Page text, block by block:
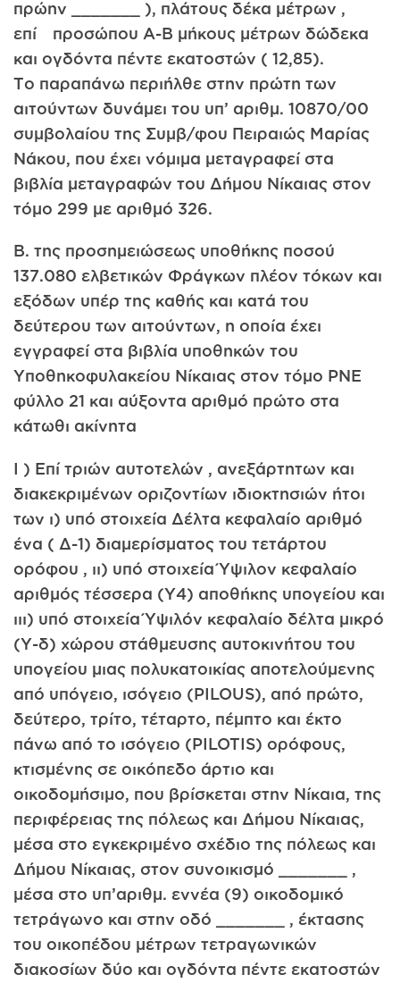
πρώην _______ ), πλάτους δέκα μέτρων ,
επί προσώπου Α-Β μήκους μέτρων δώδεκα
και ογδόντα πέντε εκατοστών ( 12,85).
Το παραπάνω περιήλθε στην πρώτη των
αιτούντων δυνάμει του υπ’ αριθμ. 10870/00
συμβολαίου της Συμβ/φου Πειραιώς Μαρίας
Νάκου, που έχει νόμιμα μεταγραφεί στα
βιβλία μεταγραφών του Δήμου Νίκαιας στον
τόμο 299 με αριθμό 326.
Β. της προσημειώσεως υποθήκης ποσού
137.080 ελβετικών Φράγκων πλέον τόκων και
εξόδων υπέρ της καθής και κατά του
δεύτερου των αιτούντων, η οποία έχει
εγγραφεί στα βιβλία υποθηκών του
Υποθηκοφυλακείου Νίκαιας στον τόμο PΝE
φύλλο 21 και αύξοντα αριθμό πρώτο στα
κάτωθι ακίνητα
I ) Επί τριών αυτοτελών , ανεξάρτητων και
διακεκριμένων οριζοντίων ιδιοκτησιών ήτοι
των ι) υπό στοιχεία Δέλτα κεφαλαίο αριθμό
ένα ( Δ-1) διαμερίσματος του τετάρτου
ορόφου , ιι) υπό στοιχεία Ύψιλον κεφαλαίο
αριθμός τέσσερα (Υ4) αποθήκης υπογείου και
ιιι) υπό στοιχεία Ύψιλόν κεφαλαίο δέλτα μικρό
(Υ-δ) χώρου στάθμευσης αυτοκινήτου του
υπογείου μιας πολυκατοικίας αποτελούμενης
από υπόγειο, ισόγειο (PILOUS), από πρώτο,
δεύτερο, τρίτο, τέταρτο, πέμπτο και έκτο
πάνω από το ισόγειο (PILOTIS) ορόφους,
κτισμένης σε οικόπεδο άρτιο και
οικοδομήσιμο, που βρίσκεται στην Νίκαια, της
περιφέρειας της πόλεως και Δήμου Νίκαιας,
μέσα στο εγκεκριμένο σχέδιο της πόλεως και
Δήμου Νίκαιας, στον συνοικισμό _______ ,
μέσα στο υπ’αριθμ. εννέα (9) οικοδομικό
τετράγωνο και στην οδό _______ , έκτασης
του οικοπέδου μέτρων τετραγωνικών
διακοσίων δύο και ογδόντα πέντε εκατοστών